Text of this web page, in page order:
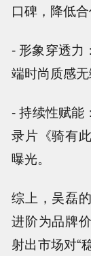
口碑，降低合
- 形象穿透力
端时尚质感
- 持续性赋能
录片《骑有
曝光。
综上，吴磊
进阶为品牌
射出市场对“